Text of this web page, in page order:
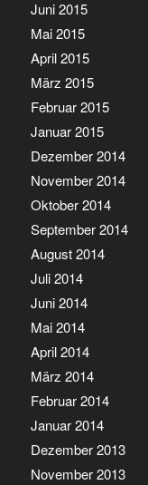
Juni 2015
Mai 2015
April 2015
März 2015
Februar 2015
Januar 2015
Dezember 2014
November 2014
Oktober 2014
September 2014
August 2014
Juli 2014
Juni 2014
Mai 2014
April 2014
März 2014
Februar 2014
Januar 2014
Dezember 2013
November 2013